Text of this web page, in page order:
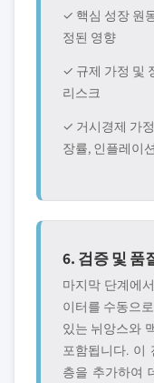
✓ 핵심 성장 원
정된 영향
✓ 규제 가정 및
리스크
✓ 거시경제 가정
장률, 인플레이
6. 검증 및 품
마지막 단계에
이터를 수동으
있는 뉘앙스와
포함됩니다. 이
층을 추가하여